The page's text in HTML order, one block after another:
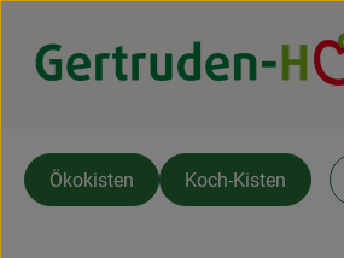
Ökokisten Koch-Kisten